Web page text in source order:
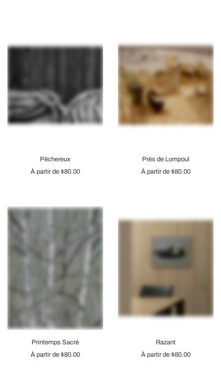
Pêchereux
À partir de $80.00
Près de Lompoul
À partir de $80.00
Printemps Sacré
À partir de $80.00
Razant
À partir de $80.00